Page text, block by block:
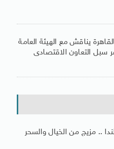
يناقش مع الهيئة العامة
سبل التعاون الاقتصادى
.. مزيج من الخيال والسحر